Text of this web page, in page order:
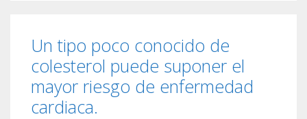
Un tipo poco conocido de
colesterol puede suponer el
mayor riesgo de enfermedad
cardiaca.